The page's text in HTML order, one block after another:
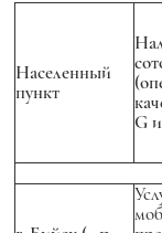
Населенный
пункт
G